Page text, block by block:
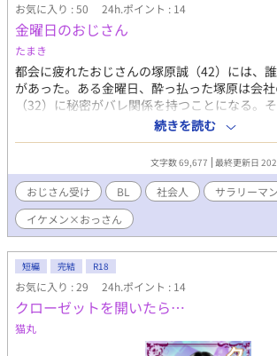
お気に入り : 50 24h.ポイント : 14
金曜日のおじさん
たまき
都会に疲れたおじさんの塚原誠（42）には、
があった。ある金曜日、酔っ払った塚原は会
（32）に秘密がバレ関係を持つことになる。
から金曜日に約束を交わした2人だが、塚原は
支えに生きていくようになる…。執着変態ス
びれたバツイチおじさんのBL。緊縛等のSM表
続きを読む
文字数 69,677 最終更新日
おじさん受け BL 社会人 サラリーマ
イケメン×おっさん
短編 完結 R18
お気に入り : 29 24h.ポイント : 14
クローゼットを開いたら…
猫丸